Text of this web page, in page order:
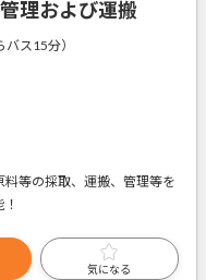
理および運搬
ス15分）
等の採取、運搬、管理等を
気になる